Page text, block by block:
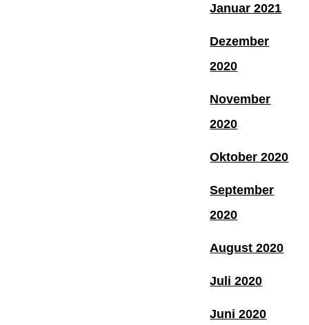
Januar 2021
Dezember
2020
November
2020
Oktober 2020
September
2020
August 2020
Juli 2020
Juni 2020